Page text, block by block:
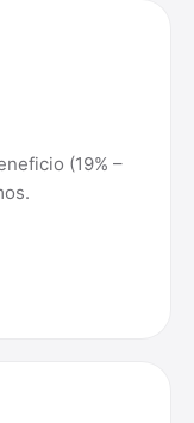
(19% –